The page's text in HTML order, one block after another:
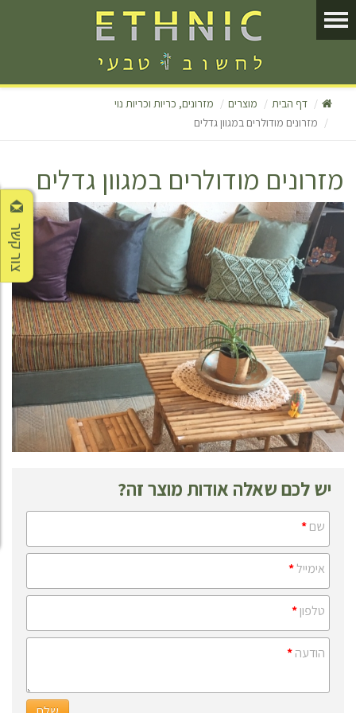
דף הבית מוצרים
מזרונים, כריות וכריות נוי
מזרונים מודולרים במגוון גדלים
מזרונים מודולרים במגוון גדלים
יש לכם שאלה אודות מוצר זה?
שם*
אימייל*
טלפון*
הודעה*
צור קשר